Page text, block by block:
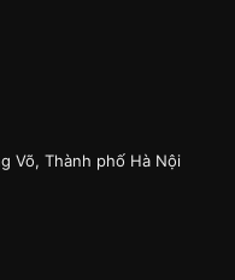
Võ, Thành phố Hà Nội